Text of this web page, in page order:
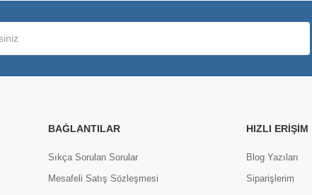
BAĞLANTILAR
Sıkça Sorulan Sorular
Mesafeli Satış Sözleşmesi
HIZLI ERIŞIM
Blog Yazıları
Siparişlerim